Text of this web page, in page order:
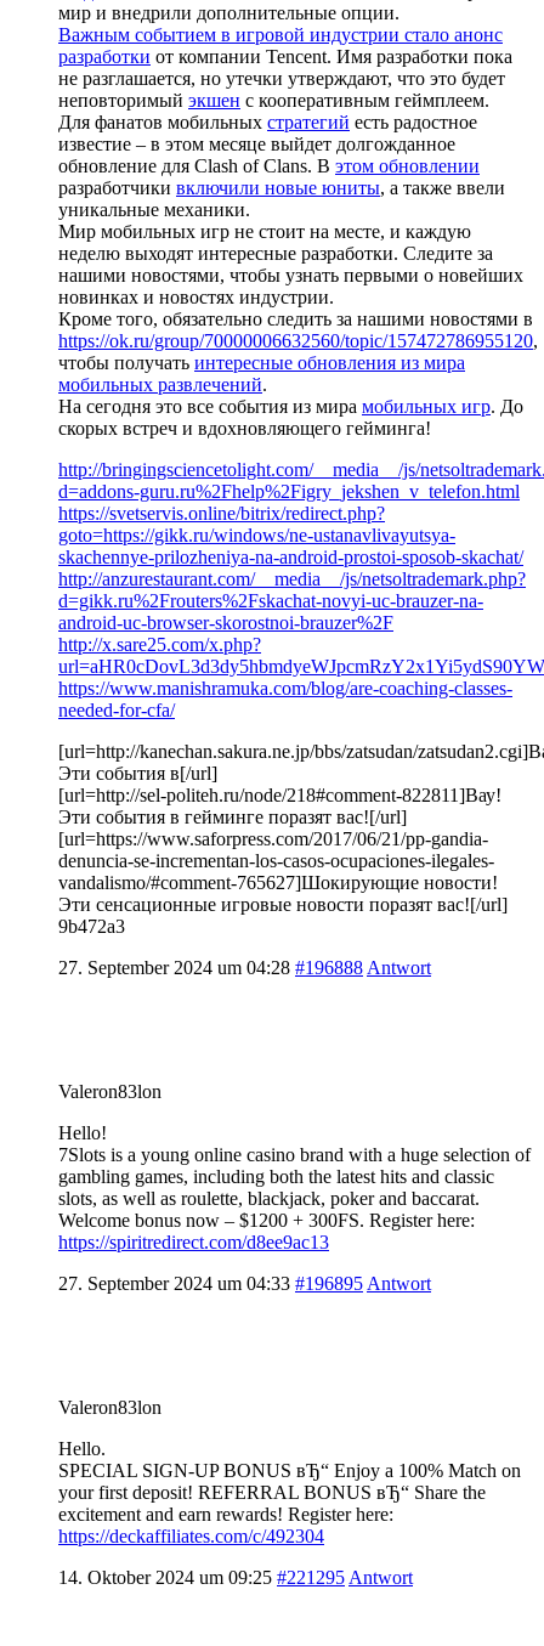
мир и внедрили дополнительные опции.
Важным событием в игровой индустрии стало анонс
разработки от компании Tencent. Имя разработки пока
не разглашается, но утечки утверждают, что это будет
неповторимый экшен с кооперативным геймплеем.
Для фанатов мобильных стратегий есть радостное
известие – в этом месяце выйдет долгожданное
обновление для Clash of Clans. В этом обновлении
разработчики включили новые юниты, а также ввели
уникальные механики.
Мир мобильных игр не стоит на месте, и каждую
неделю выходят интересные разработки. Следите за
нашими новостями, чтобы узнать первыми о новейших
новинках и новостях индустрии.
Кроме того, обязательно следить за нашими новостями в
https://ok.ru/group/70000006632560/topic/157472786955120,
чтобы получать интересные обновления из мира
мобильных развлечений.
На сегодня это все события из мира мобильных игр. До
скорых встреч и вдохновляющего гейминга!
http://bringingsciencetolight.com/__media__/js/
d=addons-guru.ru%2Fhelp%2Figry_jekshen_v_telefon.html
https://svetservis.online/bitrix/redirect.php?
goto=https://gikk.ru/windows/ne-ustanavlivayutsya-
skachennye-prilozheniya-na-android-prostoi-sposob-skachat/
http://anzurestaurant.com/__media__/js/netsoltrademark.php?
d=gikk.ru%2Frouters%2Fskachat-novyi-uc-brauzer-na-
android-uc-browser-skorostnoi-brauzer%2F
http://x.sare25.com/x.php?
https://www.manishramuka.com/blog/are-coaching-classes-
needed-for-cfa/
[url=http://kanechan.sakura.ne.jp/bbs/zatsudan/
Эти события в[/url]
[url=http://sel-politeh.ru/node/218#comment-822811]Вау!
Эти события в гейминге поразят вас![/url]
[url=https://www.saforpress.com/2017/06/21/pp-gandia-
denuncia-se-incrementan-los-casos-ocupaciones-ilegales-
vandalismo/#comment-765627]Шокирующие новости!
Эти сенсационные игровые новости поразят вас![/url]
9b472a3
27. September 2024 um 04:28 #196888 Antwort
Valeron83lon
Hello!
7Slots is a young online casino brand with a huge selection of
gambling games, including both the latest hits and classic
slots, as well as roulette, blackjack, poker and baccarat.
Welcome bonus now – $1200 + 300FS. Register here:
https://spiritredirect.com/d8ee9ac13
27. September 2024 um 04:33 #196895 Antwort
Valeron83lon
Hello.
SPECIAL SIGN-UP BONUS вЂ“ Enjoy a 100% Match on
your first deposit! REFERRAL BONUS вЂ“ Share the
excitement and earn rewards! Register here:
https://deckaffiliates.com/c/492304
14. Oktober 2024 um 09:25 #221295 Antwort